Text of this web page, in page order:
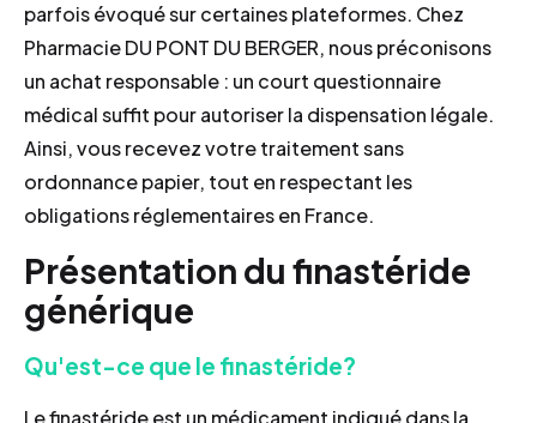
parfois évoqué sur certaines plateformes. Chez
Pharmacie DU PONT DU BERGER, nous préconisons
un achat responsable : un court questionnaire
médical suffit pour autoriser la dispensation légale.
Ainsi, vous recevez votre traitement sans
ordonnance papier, tout en respectant les
obligations réglementaires en France.
Présentation du finastéride
générique
Qu'est-ce que le finastéride?
Le finastéride est un médicament indiqué dans la